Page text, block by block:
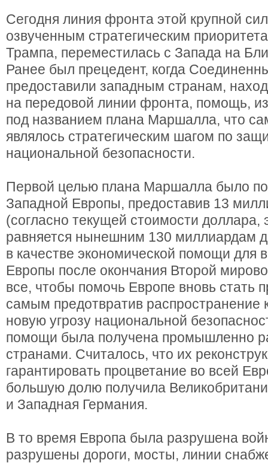
Сегодня линия фронта этой крупной
озвученным стратегическим
Трампа, переместилась с Запада на
Ранее был прецедент, когда
предоставили западным странам,
на передовой линии фронта, помощь,
под названием плана Маршалла, что
являлось стратегическим шагом по
национальной безопасности.
Первой целью плана Маршалла было
Западной Европы, предоставив 13
(согласно текущей стоимости доллара,
равняется нынешним 130 миллиардам
в качестве экономической помощи для
Европы после окончания Второй
все, чтобы помочь Европе вновь стать
самым предотвратив
новую угрозу национальной
помощи была получена промышленно
странами. Считалось, что их
гарантировать процветание во всей
большую долю получила
и Западная Германия.
В то время Европа была разрушена
разрушены дороги, мосты, линии